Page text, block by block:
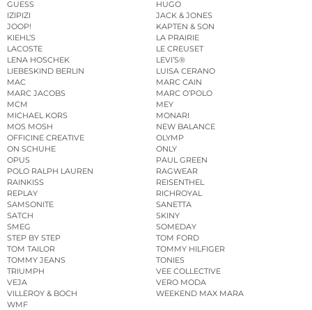
GUESS
HUGO
IZIPIZI
JACK & JONES
JOOP!
KAPTEN & SON
KIEHL’S
LA PRAIRIE
LACOSTE
LE CREUSET
LENA HOSCHEK
LEVI’S®
LIEBESKIND BERLIN
LUISA CERANO
MAC
MARC CAIN
MARC JACOBS
MARC O’POLO
MCM
MEY
MICHAEL KORS
MONARI
MOS MOSH
NEW BALANCE
OFFICINE CREATIVE
OLYMP
ON SCHUHE
ONLY
OPUS
PAUL GREEN
POLO RALPH LAUREN
RAGWEAR
RAINKISS
REISENTHEL
REPLAY
RICHROYAL
SAMSONITE
SANETTA
SATCH
SKINY
SMEG
SOMEDAY
STEP BY STEP
TOM FORD
TOM TAILOR
TOMMY HILFIGER
TOMMY JEANS
TONIES
TRIUMPH
VEE COLLECTIVE
VEJA
VERO MODA
VILLEROY & BOCH
WEEKEND MAX MARA
WMF